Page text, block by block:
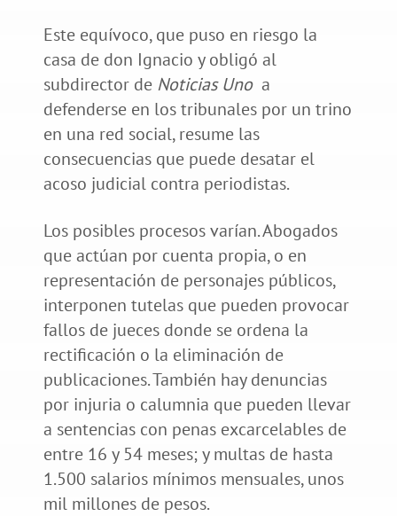
Este equívoco, que puso en riesgo la
casa de don Ignacio y obligó al
subdirector de Noticias Uno a
defenderse en los tribunales por un trino
en una red social, resume las
consecuencias que puede desatar el
acoso judicial contra periodistas.
Los posibles procesos varían. Abogados
que actúan por cuenta propia, o en
representación de personajes públicos,
interponen tutelas que pueden provocar
fallos de jueces donde se ordena la
rectificación o la eliminación de
publicaciones. También hay denuncias
por injuria o calumnia que pueden llevar
a sentencias con penas excarcelables de
entre 16 y 54 meses; y multas de hasta
1.500 salarios mínimos mensuales, unos
mil millones de pesos.